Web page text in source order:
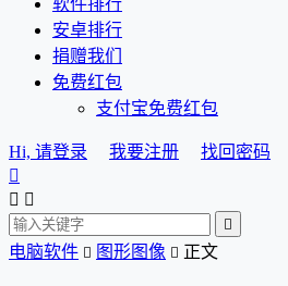
软件排行
安卓排行
捐赠我们
免费红包
支付宝免费红包
Hi, 请登录 我要注册
找回密码

 

电脑软件  图形图像  正文